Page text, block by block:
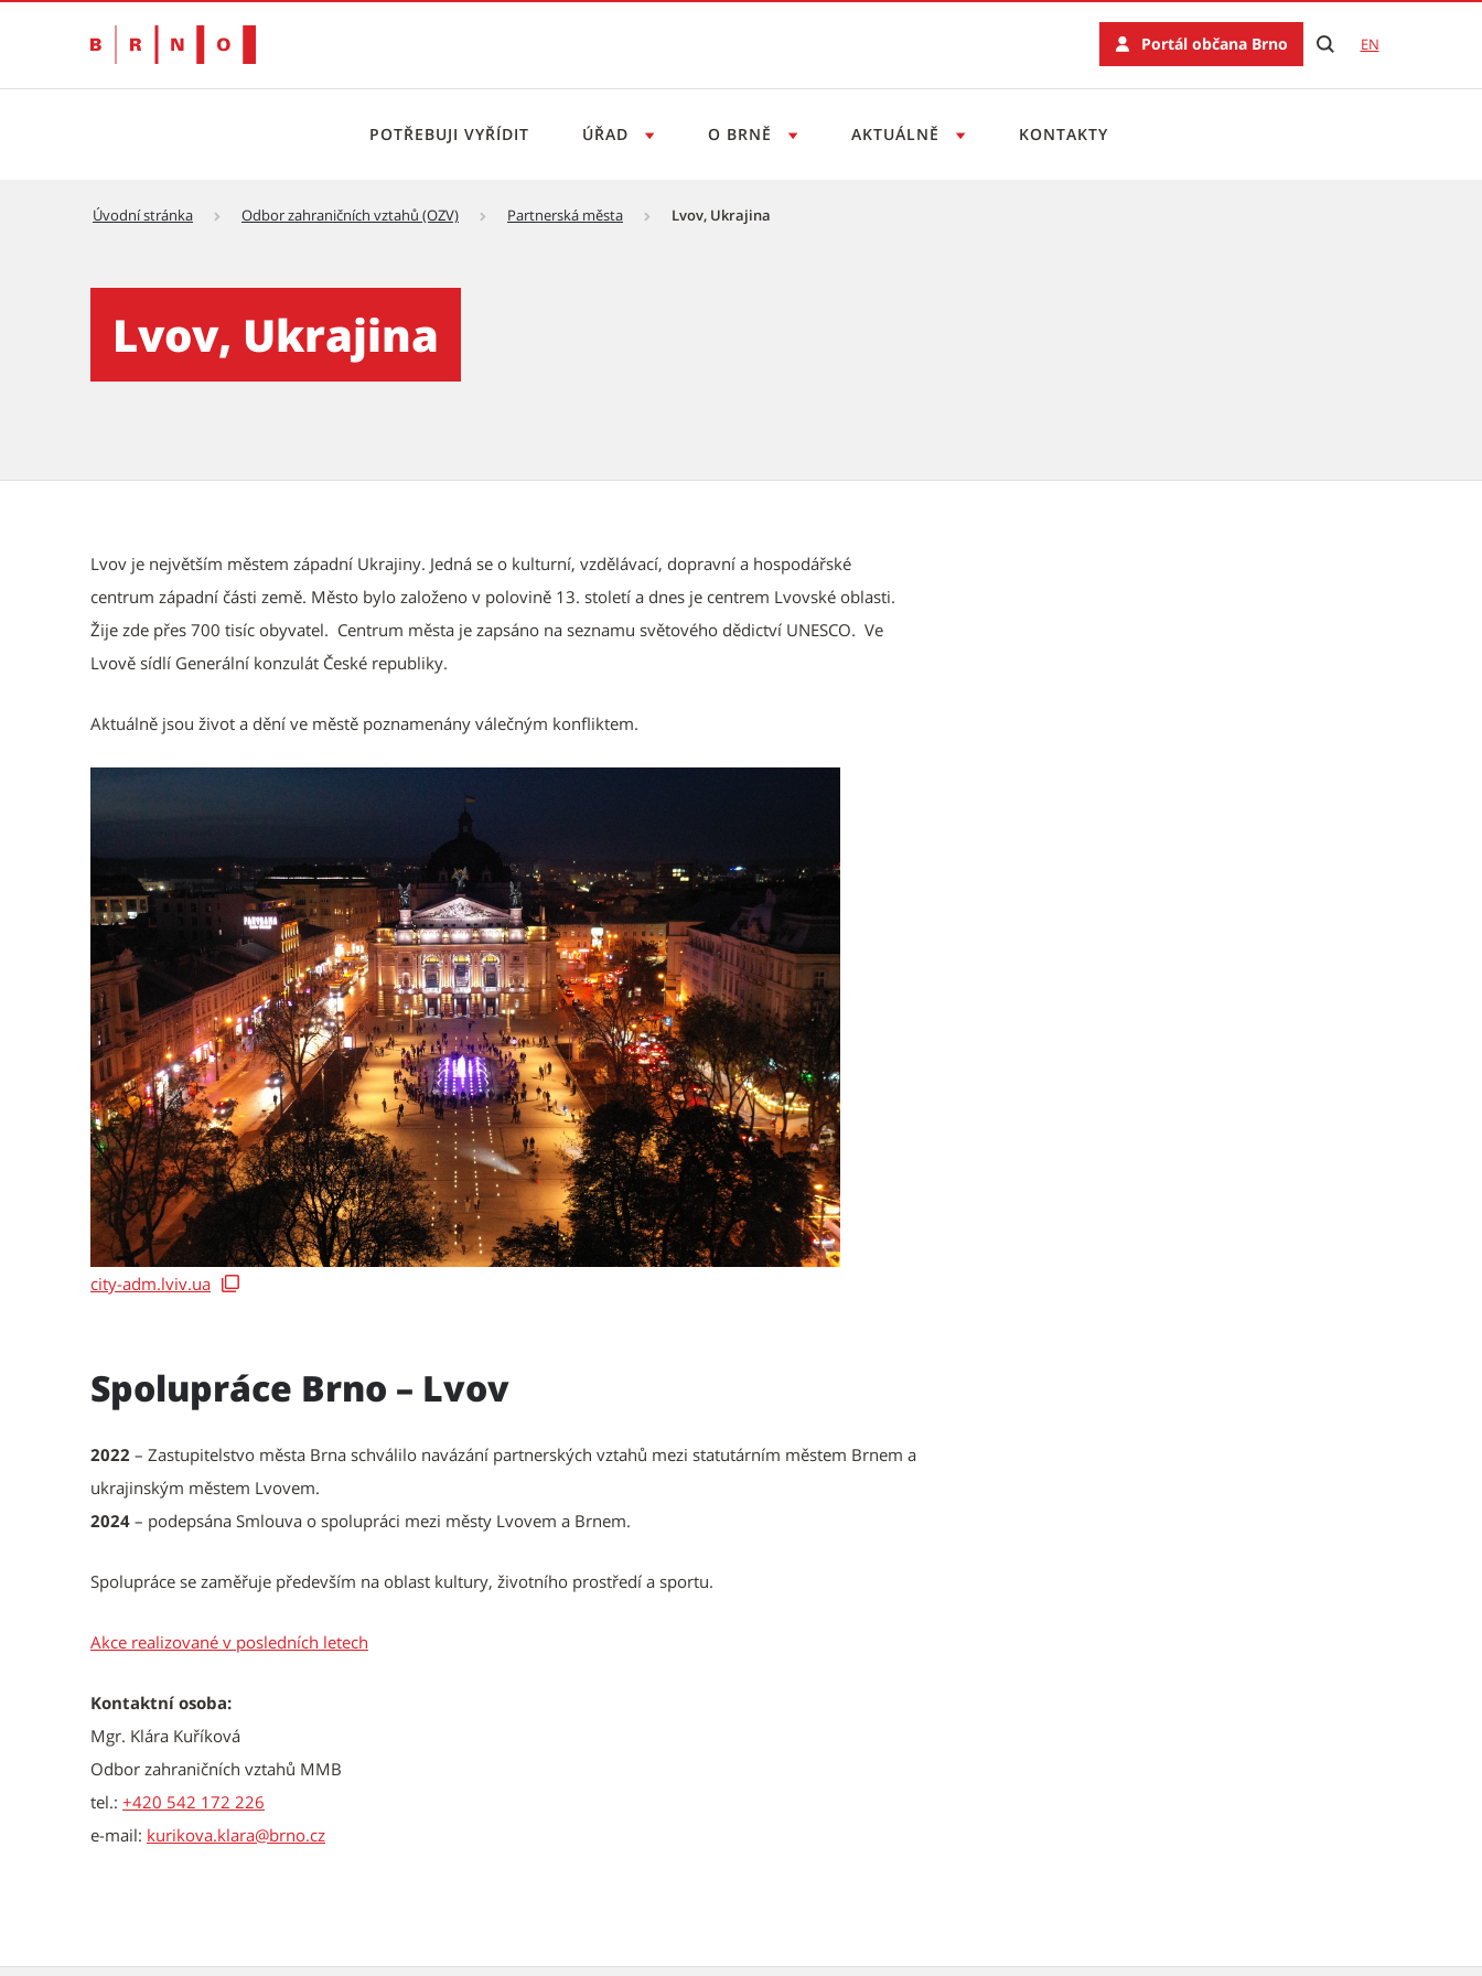
Portál občana Brno EN
POTŘEBUJI VYŘÍDIT ÚŘAD O BRNĚ AKTUÁLNĚ KONTAKTY
Úvodní stránka Odbor zahraničních vztahů (OZV) Partnerská města Lvov, Ukrajina
Lvov, Ukrajina
Lvov je největším městem západní Ukrajiny. Jedná se o kulturní, vzdělávací, dopravní a hospodářské
centrum západní části země. Město bylo založeno v polovině 13. století a dnes je centrem Lvovské oblasti.
Žije zde přes 700 tisíc obyvatel. Centrum města je zapsáno na seznamu světového dědictví UNESCO. Ve
Lvově sídlí Generální konzulát České republiky.
Aktuálně jsou život a dění ve městě poznamenány válečným konfliktem.
city-adm.lviv.ua
Spolupráce Brno – Lvov
2022 – Zastupitelstvo města Brna schválilo navázání partnerských vztahů mezi statutárním městem Brnem a
ukrajinským městem Lvovem.
2024 – podepsána Smlouva o spolupráci mezi městy Lvovem a Brnem.
Spolupráce se zaměřuje především na oblast kultury, životního prostředí a sportu.
Akce realizované v posledních letech
Kontaktní osoba:
Mgr. Klára Kuříková
Odbor zahraničních vztahů MMB
tel.: +420 542 172 226
e-mail: kurikova.klara@brno.cz